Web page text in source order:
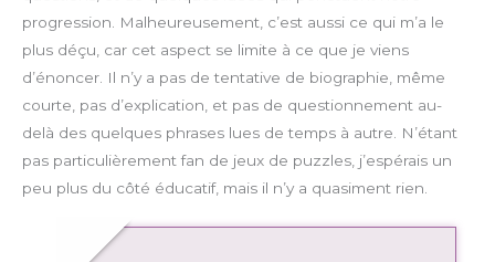
progression. Malheureusement, c’est aussi ce qui m’a le
plus déçu, car cet aspect se limite à ce que je viens
d’énoncer. Il n’y a pas de tentative de biographie, même
courte, pas d’explication, et pas de questionnement au-
delà des quelques phrases lues de temps à autre. N’étant
pas particulièrement fan de jeux de puzzles, j’espérais un
peu plus du côté éducatif, mais il n’y a quasiment rien.